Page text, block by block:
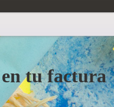
en tu factura